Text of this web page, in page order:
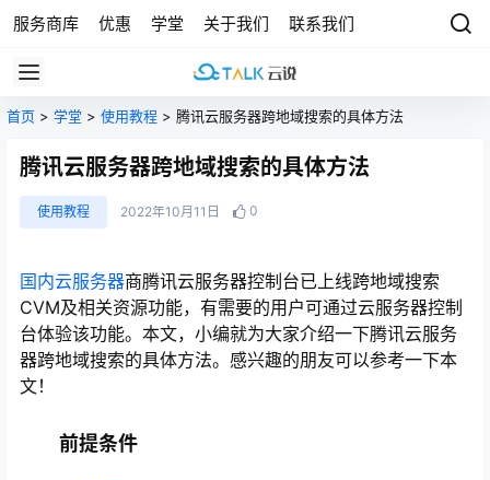
服务商库 优惠 学堂 关于我们 联系我们
首页 > 学堂 > 使用教程 > 腾讯云服务器跨地域搜索的具体方法
腾讯云服务器跨地域搜索的具体方法
使用教程 2022年10月11日 0
国内云服务器商腾讯云服务器控制台已上线跨地域搜索
CVM及相关资源功能，有需要的用户可通过云服务器控制
台体验该功能。本文，小编就为大家介绍一下腾讯云服务
器跨地域搜索的具体方法。感兴趣的朋友可以参考一下本
文！
前提条件